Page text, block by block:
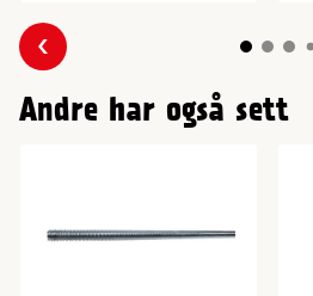
Forrige
Andre har også sett